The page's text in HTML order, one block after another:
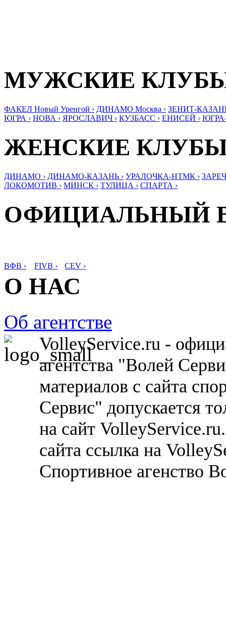
МУЖСКИЕ
ФАКЕЛ Новый Уренгой › ДИНАМО Москва › ЗЕНИТ-
ЮГРА › НОВА › ЯРОСЛАВИЧ › КУЗБАСС › ЕНИСЕЙ ›
ЖЕНСКИЕ
ДИНАМО › ДИНАМО-КАЗАНЬ › УРАЛОЧКА-НТМК ›
ЛОКОМОТИВ › МИНСК › ТУЛИЦА › СПАРТА ›
ОФИЦИАЛЬНЫЙ
ВФВ › FIVB › CEV ›
О НАС
Об агентстве
VolleyService.ru -
агентства "Волей
материалов с сайта
Сервис" допускается
на сайт
сайта ссылка на
Спортивное агенство